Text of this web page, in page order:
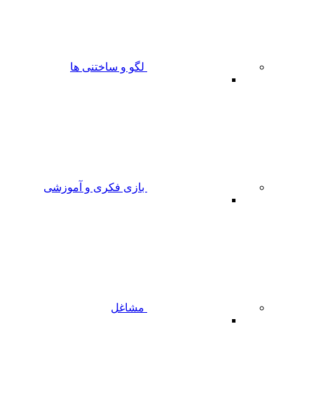
لگو و ساختنی ها
بازی فکری و آموزشی
مشاغل